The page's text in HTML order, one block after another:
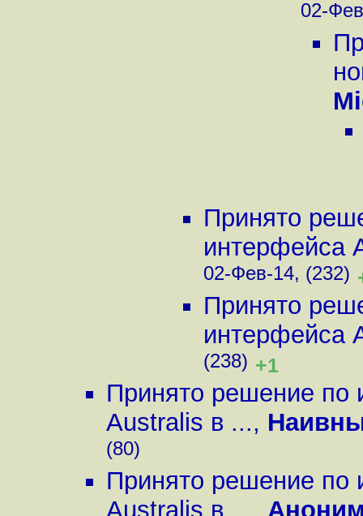
02-
Принято
интерфейса
02-Фев-14, (232)
Принято
интерфейса
(238) +1
Принято решение по
Australis в ...,
(80)
Принято решение по
Australis в ...,